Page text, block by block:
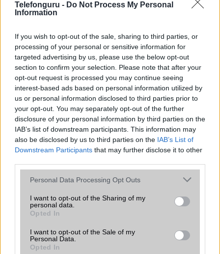
Telefonguru - Do Not Process My Personal
Information
If you wish to opt-out of the sale, sharing to third parties, or
processing of your personal or sensitive information for
targeted advertising by us, please use the below opt-out
section to confirm your selection. Please note that after your
opt-out request is processed you may continue seeing
interest-based ads based on personal information utilized by
us or personal information disclosed to third parties prior to
your opt-out. You may separately opt-out of the further
disclosure of your personal information by third parties on the
IAB’s list of downstream participants. This information may
also be disclosed by us to third parties on the IAB’s List of
Downstream Participants that may further disclose it to other
Please note that this website/app uses one or more Google
not limited to your visit or usage behaviour. You may click to
grant or deny consent to Google and its third-party tags to
use your data for below specified purposes in below Google
consent section.
Personal Data Processing Opt Outs
I want to opt-out of the Sharing of my
personal data.
Opted In
I want to opt-out of the Sale of my
Personal Data.
Opted In
A tíz legjobb okostelefon 5 col alatt
2015.02.10| Phone Arena
Sokan nem rajonganak az évek óta egyre inkább növekvõ
kijelzõkért és szeretnének 5 col alatt maradni, hogy még
egyszerûen kezelhetõ legyen egy kézzel a mobil és akár a
zsebbe is gond nélkül beférjen.
Túléli a Nexus 6 a fürdést?
2014.12.01| Phone Arena
felszerelt Nexus 6 hivatalosan nem vízálló, ennek ellenére
mégis fürdött. Vajon túléli vagy drága fürdõzés volt a
Láthatáron az új Motorola!
Megérkezett a Motorola Moto G Stylus 2022 90 Hz-es